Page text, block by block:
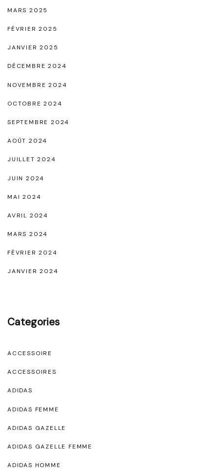
MARS 2025
FÉVRIER 2025
JANVIER 2025
DÉCEMBRE 2024
NOVEMBRE 2024
OCTOBRE 2024
SEPTEMBRE 2024
AOÛT 2024
JUILLET 2024
JUIN 2024
MAI 2024
AVRIL 2024
MARS 2024
FÉVRIER 2024
JANVIER 2024
Categories
ACCESSOIRE
ACCESSOIRES
ADIDAS
ADIDAS FEMME
ADIDAS GAZELLE
ADIDAS GAZELLE FEMME
ADIDAS HOMME